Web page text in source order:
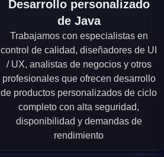
Desarrollo personalizado
de Java
Trabajamos con especialistas en
control de calidad, diseñadores de UI
/ UX, analistas de negocios y otros
profesionales que ofrecen desarrollo
de productos personalizados de ciclo
completo con alta seguridad,
disponibilidad y demandas de
rendimiento